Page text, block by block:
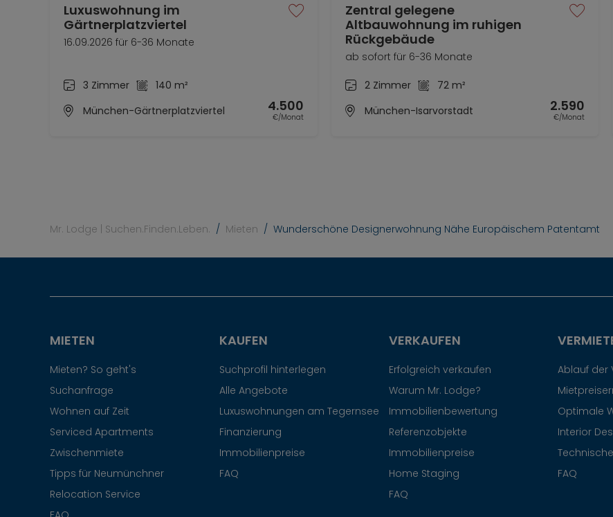
Luxuswohnung im
Gärtnerplatzviertel
16.09.2026 für 6-36 Monate
3 Zimmer
140 m²
München-Gärtnerplatzviertel
4.500
€/Monat
Zentral gelegene
Altbauwohnung im ruhigen
Rückgebäude
ab sofort für 6-36 Monate
2 Zimmer
72 m²
München-Isarvorstadt
2.590
€/Monat
Mr. Lodge | Suchen.Finden.Leben. Mieten Wunderschöne Designerwohnung Nähe Europäischem Patentamt
MIETEN
Mieten? So geht's
Suchanfrage
Wohnen auf Zeit
Serviced Apartments
Zwischenmiete
Tipps für Neumünchner
Relocation Service
KAUFEN
Suchprofil hinterlegen
Alle Angebote
Luxuswohnungen am Tegernsee
Finanzierung
Immobilienpreise
FAQ
VERKAUFEN
Erfolgreich verkaufen
Warum Mr. Lodge?
Immobilienbewertung
Referenzobjekte
Immobilienpreise
Home Staging
FAQ
Ablauf der
Optimale
Interior
FAQ